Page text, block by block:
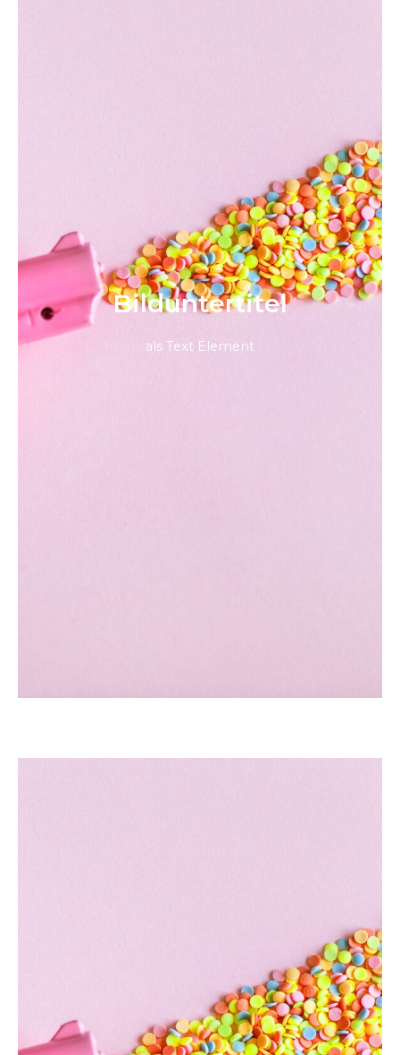
Bild­unter­titel
als Text Element